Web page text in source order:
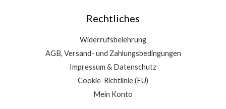
Rechtliches
Widerrufsbelehrung
AGB, Versand- und Zahlungsbedingungen
Impressum & Datenschutz
Cookie-Richtlinie (EU)
Mein Konto